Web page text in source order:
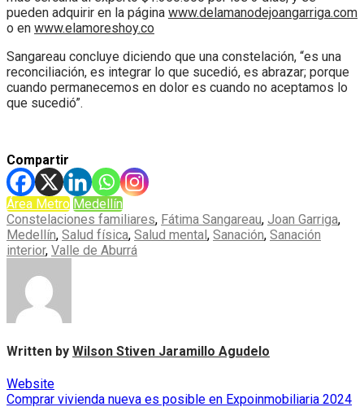
pueden adquirir en la página www.delamanodejoangarriga.com
o en www.elamoreshoy.co
Sangareau concluye diciendo que una constelación, “es una
reconciliación, es integrar lo que sucedió, es abrazar; porque
cuando permanecemos en dolor es cuando no aceptamos lo
que sucedió”.
Compartir
Área Metro Medellín
Constelaciones familiares, Fátima Sangareau, Joan Garriga,
Medellín, Salud física, Salud mental, Sanación, Sanación
interior, Valle de Aburrá
Written by Wilson Stiven Jaramillo Agudelo
Website
Navegación
Comprar vivienda nueva es posible en Expoinmobiliaria 2024